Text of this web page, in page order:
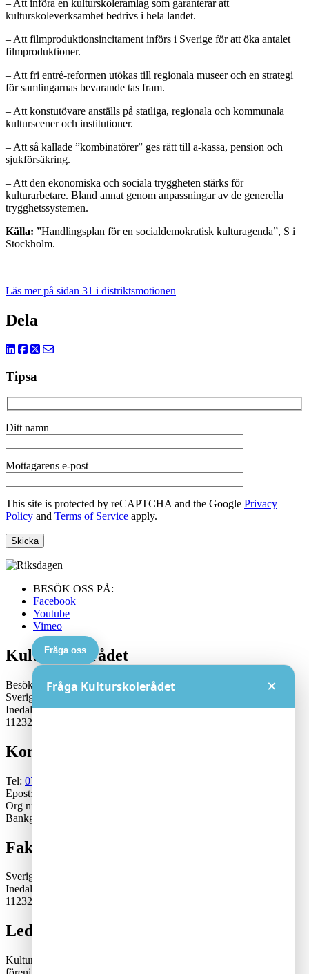
– Att införa en kulturskoleramlag som garanterar att
kulturskoleverksamhet bedrivs i hela landet.
– Att filmproduktionsincitament införs i Sverige för att öka antalet
filmproduktioner.
– Att fri entré-reformen utökas till regionala museer och en strategi
för samlingarnas bevarande tas fram.
– Att konstutövare anställs på statliga, regionala och kommunala
kulturscener och institutioner.
– Att så kallade ”kombinatörer” ges rätt till a-kassa, pension och
sjukförsäkring.
– Att den ekonomiska och sociala tryggheten stärks för
kulturarbetare. Bland annat genom anpassningar av de generella
trygghetssystemen.
Källa: ”Handlingsplan för en socialdemokratisk kulturagenda”, S i
Stockholm.
Läs mer på sidan 31 i distriktsmotionen
Dela
Tipsa
Ditt namn
Mottagarens e-post
This site is protected by reCAPTCHA and the Google Privacy
Policy and Terms of Service apply.
BESÖK OSS PÅ:
Facebook
Youtube
Vimeo
Kulturskolerådet
Besöksadress:
Sveriges Kulturskoleråd
Inedalsgatan 15
11232 Stockholm
Kontakt
Tel: 070-671 79 46
Epost:
Org nr: 802402-2561
Bankgiro:5553-1339
Fakturaadress
Sveriges Kulturskoleråd
Inedalsgatan 15
11232 Stockholm
Lediga tjänster
Kulturskolerådet är en ideell, partipolitiskt och fackligt obunden
Fråga oss
Fråga Kulturskolerådet ×